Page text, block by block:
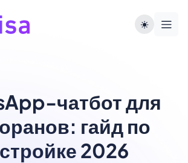
чатбот для
гайд по
2026